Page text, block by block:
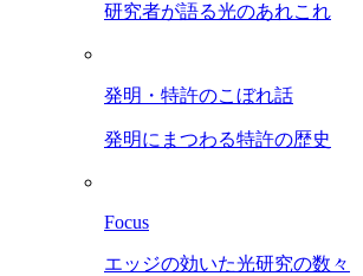
研究者が語る光のあれこれ
発明・特許のこぼれ話
発明にまつわる特許の歴史
Focus
エッジの効いた光研究の数々